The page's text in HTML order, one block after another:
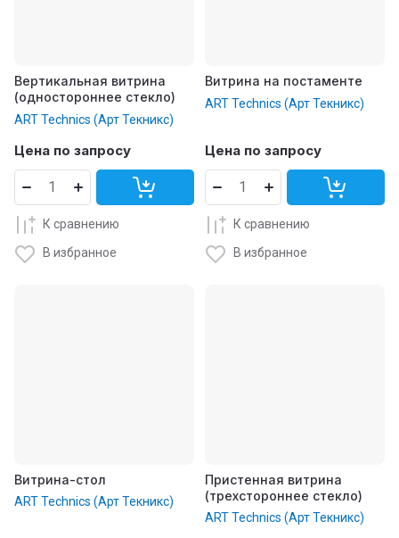
Вертикальная витрина
(одностороннее стекло)
ART Technics (Арт Текникс)
Цена по запросу
К сравнению
В избранное
Витрина на постаменте
ART Technics (Арт Текникс)
Цена по запросу
К сравнению
В избранное
Витрина-стол
ART Technics (Арт Текникс)
Пристенная витрина
(трехстороннее стекло)
ART Technics (Арт Текникс)